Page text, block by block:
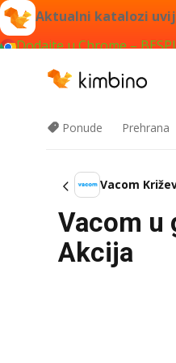
Aktualni katalozi
Dodajte u Chrome –
Ponude Prehrana
Vacom
Vacom u
Akcija